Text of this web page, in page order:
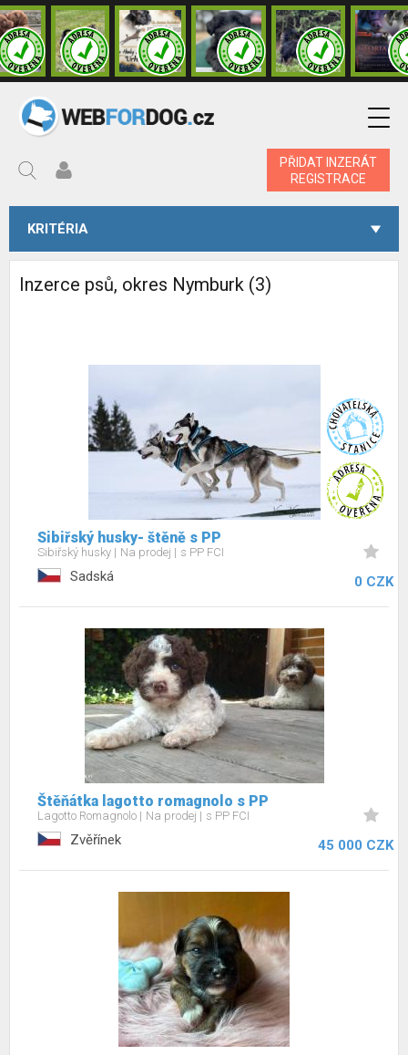
PŘIDAT INZERÁT
REGISTRACE
KRITÉRIA
Inzerce psů, okres Nymburk (3)
Sibiřský husky- štěně s PP
Sibiřský husky Na prodej s PP FCI
Sadská 0 CZK
Štěňátka lagotto romagnolo s PP
Lagotto Romagnolo Na prodej s PP FCI
Zvěřínek 45 000 CZK